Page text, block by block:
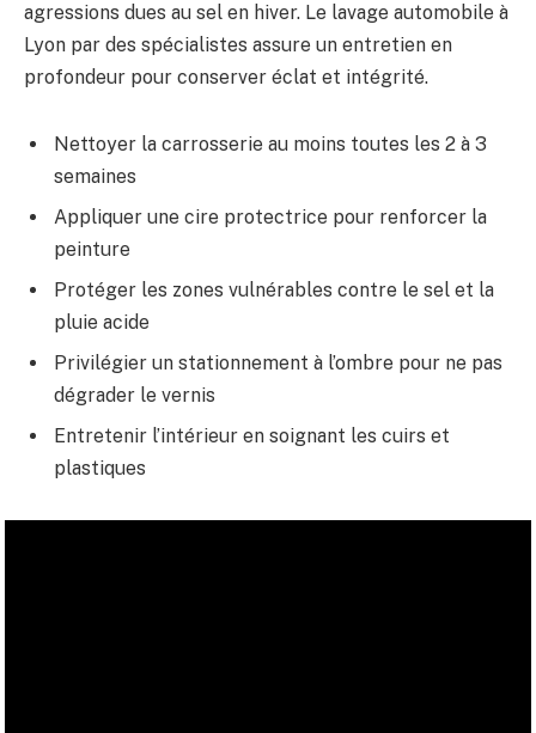
agressions dues au sel en hiver. Le lavage automobile à
Lyon par des spécialistes assure un entretien en
profondeur pour conserver éclat et intégrité.
Nettoyer la carrosserie au moins toutes les 2 à 3
semaines
Appliquer une cire protectrice pour renforcer la
peinture
Protéger les zones vulnérables contre le sel et la
pluie acide
Privilégier un stationnement à l’ombre pour ne pas
dégrader le vernis
Entretenir l’intérieur en soignant les cuirs et
plastiques